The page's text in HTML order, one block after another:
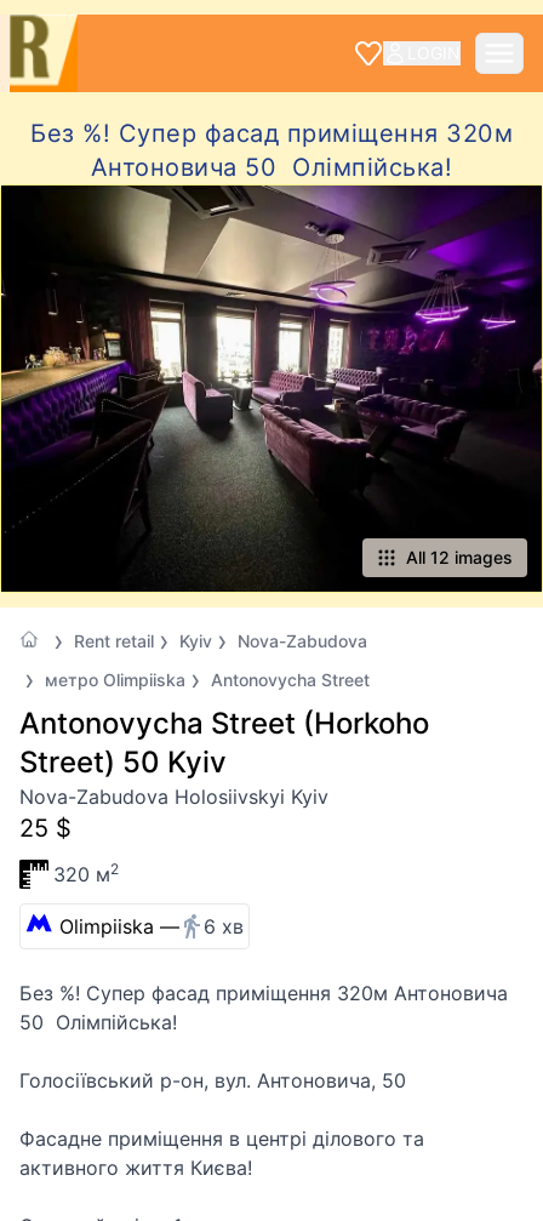
Без %! Супер фасад приміщення 320м
Антоновича 50 Олімпійська!
All 12 images
Rent retail Kyiv
Nova-Zabudova
метро Olimpiiska
Antonovycha Street
Antonovycha Street (Horkoho
Street) 50 Kyiv
Nova-Zabudova Holosiivskyi Kyiv
25 $
320 м2
Olimpiiska — 6 хв
Без %! Супер фасад приміщення 320м Антоновича
50 Олімпійська!
Голосіївський р-он, вул. Антоновича, 50
Фасадне приміщення в центрі ділового та
активного життя Києва!